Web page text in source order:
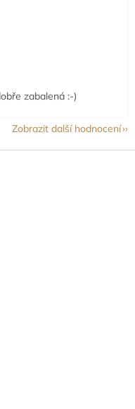
z 5 hvězdiček.
zabalená :-)
Zobrazit další hodnocení